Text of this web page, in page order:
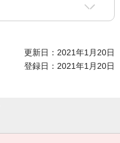
更新日：2021年1月20日
登録日：2021年1月20日